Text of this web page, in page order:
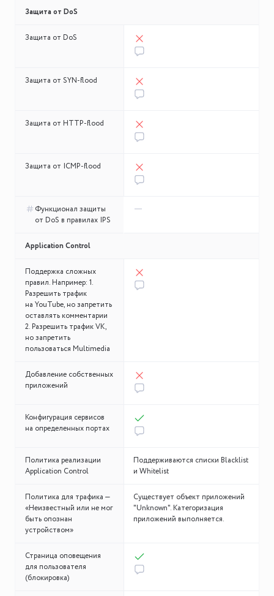
персональных данных.
Согласен получать информационные-рекламные
новости и полезные материалы
Хорошо
Защита от DoS
Защита от DoS
Защита от SYN-flood
Защита от HTTP-flood
Защита от ICMP-flood
Функционал защиты
от DoS в правилах IPS
Application Control
Поддержка сложных
правил. Например: 1.
Разрешить трафик
на YouTube, но запретить
оставлять комментарии
2. Разрешить трафик VK,
но запретить
пользоваться Multimedia
Добавление собственных
приложений
Конфигурация сервисов
на определенных портах
Политика реализации
Application Control
Поддерживаются списки Blacklist
и Whitelist
Политика для трафика —
«Неизвестный или не мог
быть опознан
устройством»
Существует объект приложений
"Unknown". Категоризация
приложений выполняется.
Страница оповещения
для пользователя
(блокировка)
Мы свяжемся с вами в ближайшее время
Хорошо